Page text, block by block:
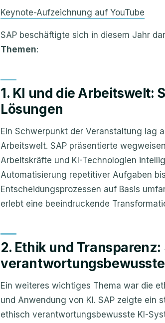
Keynote-Aufzeichnung auf YouTube
SAP beschäftigte sich in diesem Jahr
Themen:
1. KI und die Arbeitswelt:
Lösungen
Ein Schwerpunkt der Veranstaltung lag
Arbeitswelt. SAP präsentierte
Arbeitskräfte und KI-Technologien
Automatisierung repetitiver Aufgaben
Entscheidungsprozessen auf Basis
erlebt eine beeindruckende
2. Ethik und
verantwortungsbewusste
Ein weiteres wichtiges Thema war die
und Anwendung von KI. SAP zeigte ein
ethisch verantwortungsbewusste KI-